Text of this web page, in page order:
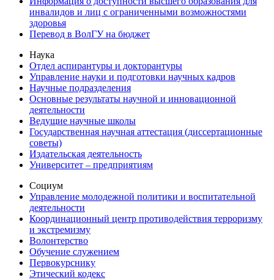
инвалидов и лиц с ограниченными возможностями
здоровья
Перевод в ВолГУ на бюджет
Наука
Отдел аспирантуры и докторантуры
Управление науки и подготовки научных кадров
Научные подразделения
Основные результаты научной и инновационной
деятельности
Ведущие научные школы
Государственная научная аттестация (диссертационные
советы)
Издательская деятельность
Университет – предприятиям
Социум
Управление молодежной политики и воспитательной
деятельности
Координационный центр противодействия терроризму
и экстремизму
Волонтерство
Обучение служением
Первокурснику
Этический кодекс